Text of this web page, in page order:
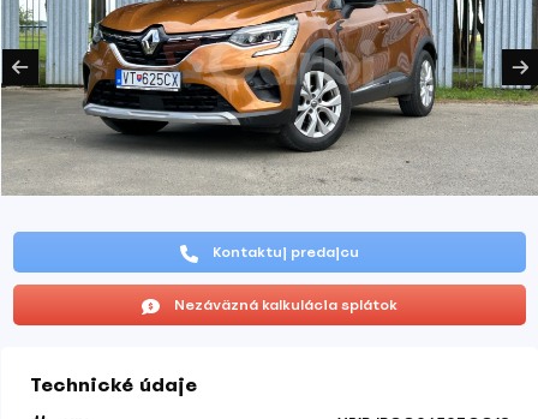
Kontaktuj predajcu
Nezáväzná kalkulácia splátok
Technické údaje